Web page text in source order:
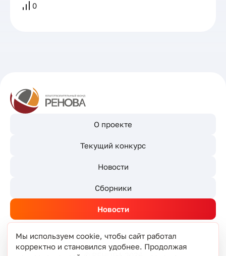
0
О проекте
Текущий конкурс
Новости
Сборники
Новости
Мы используем cookie, чтобы сайт работал
корректно и становился удобнее. Продолжая